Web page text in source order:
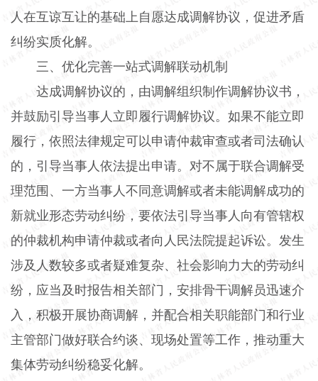
人在互谅互让的基础上自愿达成调解协议，促进矛盾
纠纷实质化解。
三、优化完善一站式调解联动机制
达成调解协议的，由调解组织制作调解协议书，
并鼓励引导当事人立即履行调解协议。如果不能立即
履行，依照法律规定可以申请仲裁审查或者司法确认
的，引导当事人依法提出申请。对不属于联合调解受
理范围、一方当事人不同意调解或者未能调解成功的
新就业形态劳动纠纷，要依法引导当事人向有管辖权
的仲裁机构申请仲裁或者向人民法院提起诉讼。发生
涉及人数较多或者疑难复杂、社会影响力大的劳动纠
纷，应当及时报告相关部门，安排骨干调解员迅速介
入，积极开展协商调解，并配合相关职能部门和行业
主管部门做好联合约谈、现场处置等工作，推动重大
集体劳动纠纷稳妥化解。